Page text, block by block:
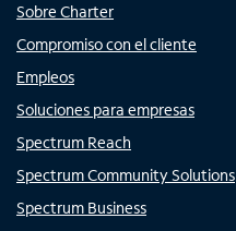
Sobre Charter
Compromiso con el cliente
Empleos
Soluciones para empresas
Spectrum Reach
Spectrum Community Solutions
Spectrum Business